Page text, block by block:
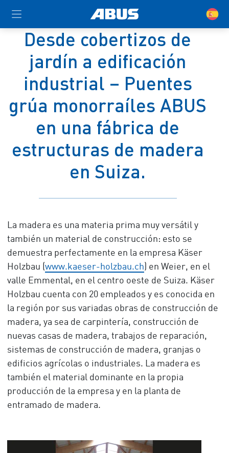
Desde cobertizos de
jardín a edificación
industrial – Puentes
grúa monorraíles ABUS
en una fábrica de
estructuras de madera
en Suiza.
La madera es una materia prima muy versátil y
también un material de construcción: esto se
demuestra perfectamente en la empresa Käser
Holzbau (www.kaeser-holzbau.ch) en Weier, en el
valle Emmental, en el centro oeste de Suiza. Käser
Holzbau cuenta con 20 empleados y es conocida en
la región por sus variadas obras de construcción de
madera, ya sea de carpintería, construcción de
nuevas casas de madera, trabajos de reparación,
sistemas de construcción de madera, granjas o
edificios agrícolas o industriales. La madera es
también el material dominante en la propia
producción de la empresa y en la planta de
entramado de madera.